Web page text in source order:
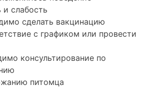
и слабость
сделать вакцинацию
с графиком или провести
консультирование по
питомца